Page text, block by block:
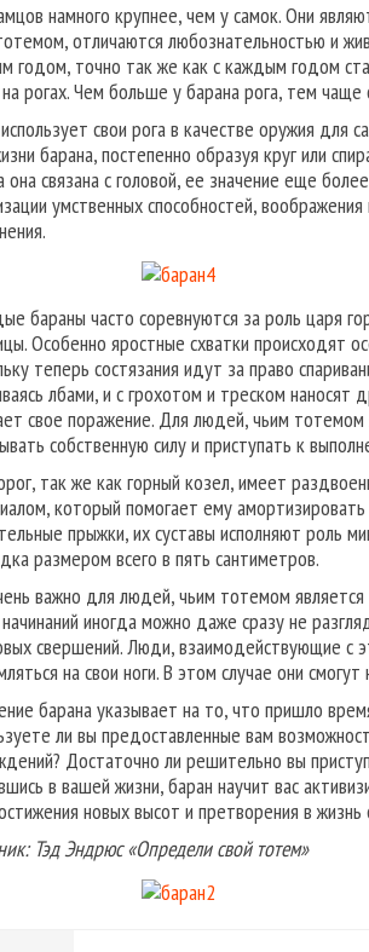
намного крупнее, чем у самок. Они
отличаются любознательностью и
годом, точно так же как с каждым годом
рогах. Чем больше у барана рога, тем чаще
свои рога в качестве оружия для
барана, постепенно образуя круг или
она связана с головой, ее значение еще
умственных способностей,
бараны часто соревнуются за роль царя
Особенно яростные схватки происходят
теперь состязания идут за право
лбами, и с грохотом и треском
свое поражение. Для людей, чьим
собственную силу и приступать к
так же как горный козел, имеет
который помогает ему
прыжки, их суставы исполняют роль
размером всего в пять сантиметров.
важно для людей, чьим тотемом
иногда можно даже сразу не
свершений. Люди, взаимодействующие с
на свои ноги. В этом случае они
барана указывает на то, что пришло
ли вы предоставленные вам
Достаточно ли решительно вы
в вашей жизни, баран научит вас
новых высот и претворения в
Тэд Эндрюс «Определи свой тотем»